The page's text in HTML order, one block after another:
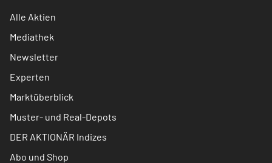
Alle Aktien
Mediathek
Newsletter
Experten
Marktüberblick
Muster- und Real-Depots
DER AKTIONÄR Indizes
Abo und Shop